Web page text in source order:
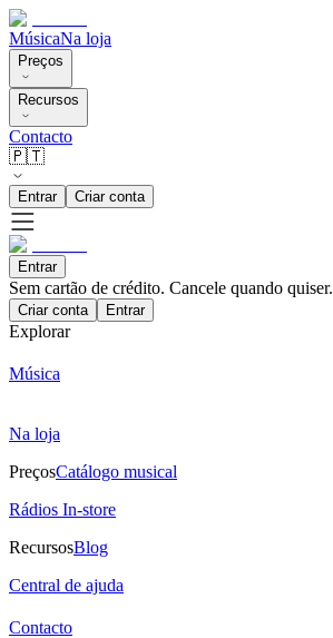
MúsicaNa loja
Preços
Recursos
Contacto
🇵🇹
Entrar Criar conta
Entrar
Sem cartão de crédito. Cancele quando quiser.
Criar conta Entrar
Explorar
Música
Na loja
PreçosCatálogo musical
Rádios In-store
RecursosBlog
Central de ajuda
Contacto